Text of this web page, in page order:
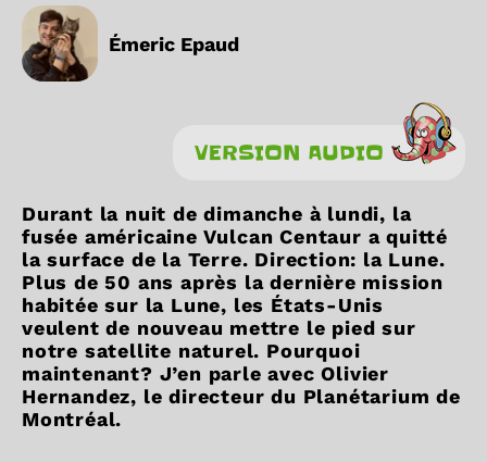
Émeric Epaud
VERSION AUDIO
Durant la nuit de dimanche à lundi, la
fusée américaine Vulcan Centaur a quitté
la surface de la Terre. Direction: la Lune.
Plus de 50 ans après la dernière mission
habitée sur la Lune, les États-Unis
veulent de nouveau mettre le pied sur
notre satellite naturel. Pourquoi
maintenant? J’en parle avec Olivier
Hernandez, le directeur du Planétarium de
Montréal.